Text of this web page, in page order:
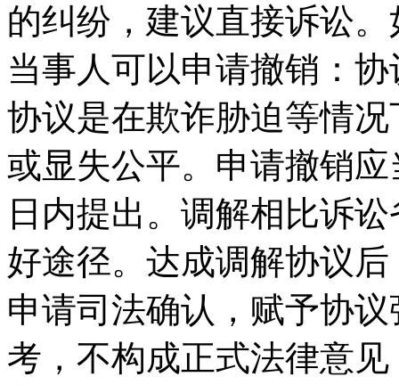
的纠纷，建议直接诉讼
当事人可以申请撤销：
协议是在欺诈胁迫等情
或显失公平。申请撤销
日内提出。调解相比诉
好途径。达成调解协议
申请司法确认，赋予协
考，不构成正式法律意